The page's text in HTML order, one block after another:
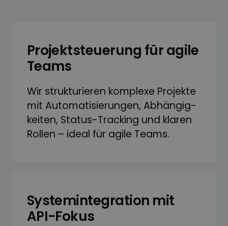
Projektsteuerung für agile
Teams
Wir strukturieren komplexe Projekte
mit Automatisierungen, Abhängig­
keiten, Status-Tracking und klaren
Rollen – ideal für agile Teams.
Systemintegration mit
API-Fokus